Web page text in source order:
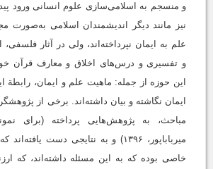
و منسجم به اسلامی‌سازی علوم انسانی ورود
نیز مانند دیگر اندیشمندان اسلامی به‌صورت
علم به ایمان نپرداخته‌اند، ولی در آثار
و تفسیری و درس‌های اخلاق و معارف قرآن
این حوزه از جمله: ماهیت علم و ایمان، رابطة
ایمان نگاشته و بیان داشته‌اند. برخی از
‫میرباباپور، ۱۳۹۶) و به نتایجی دست
خاصی بوده که به این مسئله داشته‌اند، که